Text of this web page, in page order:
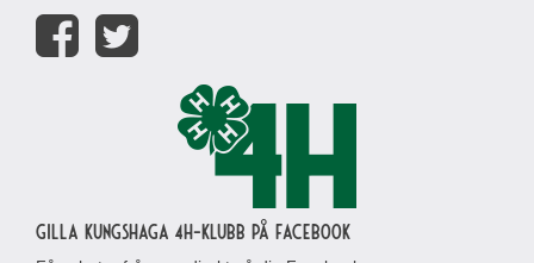
Gilla Kungshaga 4H-klubb på Facebook